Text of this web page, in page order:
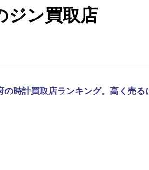
ジン買取店
の時計買取店ランキング。高く売る